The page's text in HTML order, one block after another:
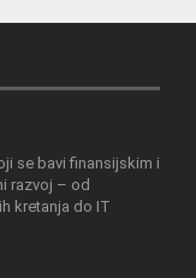
se bavi finansijskim i
razvoj – od
kretanja do IT